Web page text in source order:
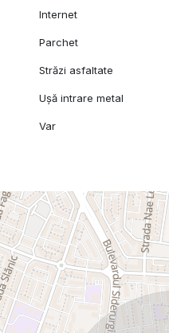
Internet
Parchet
Străzi asfaltate
Ușă intrare metal
Var